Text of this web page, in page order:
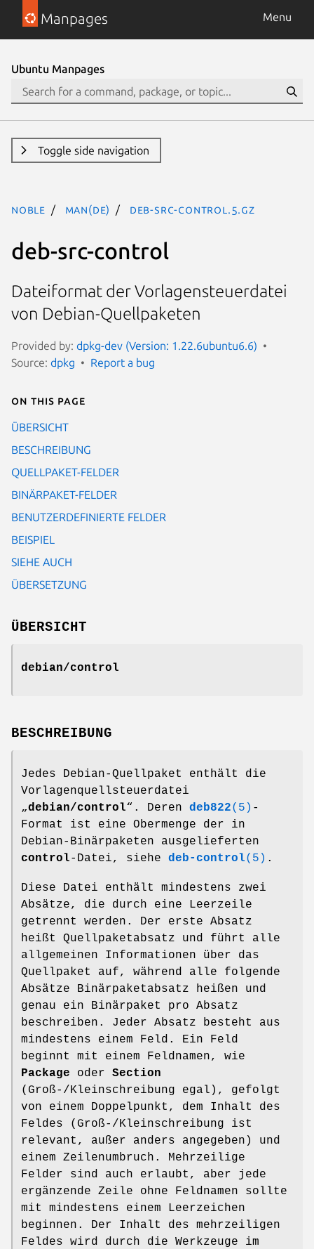
Manpages Menu
Ubuntu Manpages
Toggle side navigation
noble man(de) deb-src-control.5.gz
deb-src-control
Dateiformat der Vorlagensteuerdatei
von Debian-Quellpaketen
Provided by: dpkg-dev (Version: 1.22.6ubuntu6.6)
Source: dpkg Report a bug
On this page
ÜBERSICHT
BESCHREIBUNG
QUELLPAKET-FELDER
BINÄRPAKET-FELDER
BENUTZERDEFINIERTE FELDER
BEISPIEL
SIEHE AUCH
ÜBERSETZUNG
ÜBERSICHT
debian/control
BESCHREIBUNG
Jedes Debian-Quellpaket enthält die
Vorlagenquellsteuerdatei
„debian/control“. Deren deb822(5) -
Format ist eine Obermenge der in
Debian-Binärpaketen ausgelieferten
control-Datei, siehe deb-control(5) .
Diese Datei enthält mindestens zwei
Absätze, die durch eine Leerzeile
getrennt werden. Der erste Absatz
heißt Quellpaketabsatz und führt alle
allgemeinen Informationen über das
Quellpaket auf, während alle folgende
Absätze Binärpaketabsatz heißen und
genau ein Binärpaket pro Absatz
beschreiben. Jeder Absatz besteht aus
mindestens einem Feld. Ein Feld
beginnt mit einem Feldnamen, wie
Package oder Section
(Groß-/Kleinschreibung egal), gefolgt
von einem Doppelpunkt, dem Inhalt des
Feldes (Groß-/Kleinschreibung ist
relevant, außer anders angegeben) und
einem Zeilenumbruch. Mehrzeilige
Felder sind auch erlaubt, aber jede
ergänzende Zeile ohne Feldnamen sollte
mit mindestens einem Leerzeichen
beginnen. Der Inhalt des mehrzeiligen
Feldes wird durch die Werkzeuge im